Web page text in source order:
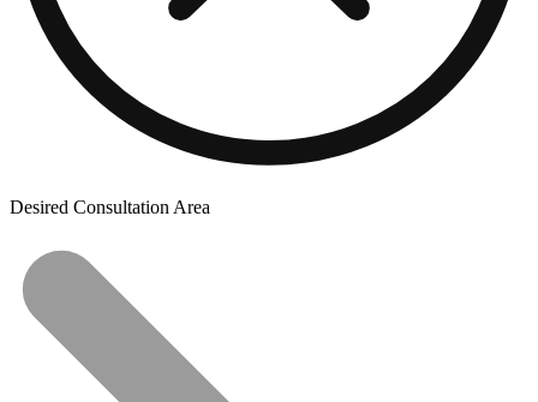
Desired Consultation Area